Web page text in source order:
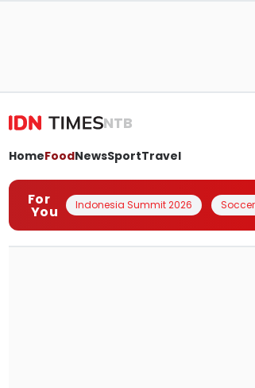
NTB
HomeFoodNewsSportTravel
For
You Indonesia Summit 2026